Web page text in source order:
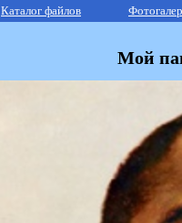
Каталог файлов
Мой